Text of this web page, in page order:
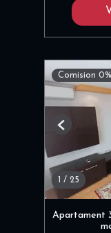
Comision 0%
/ 25
Previous
Apartament